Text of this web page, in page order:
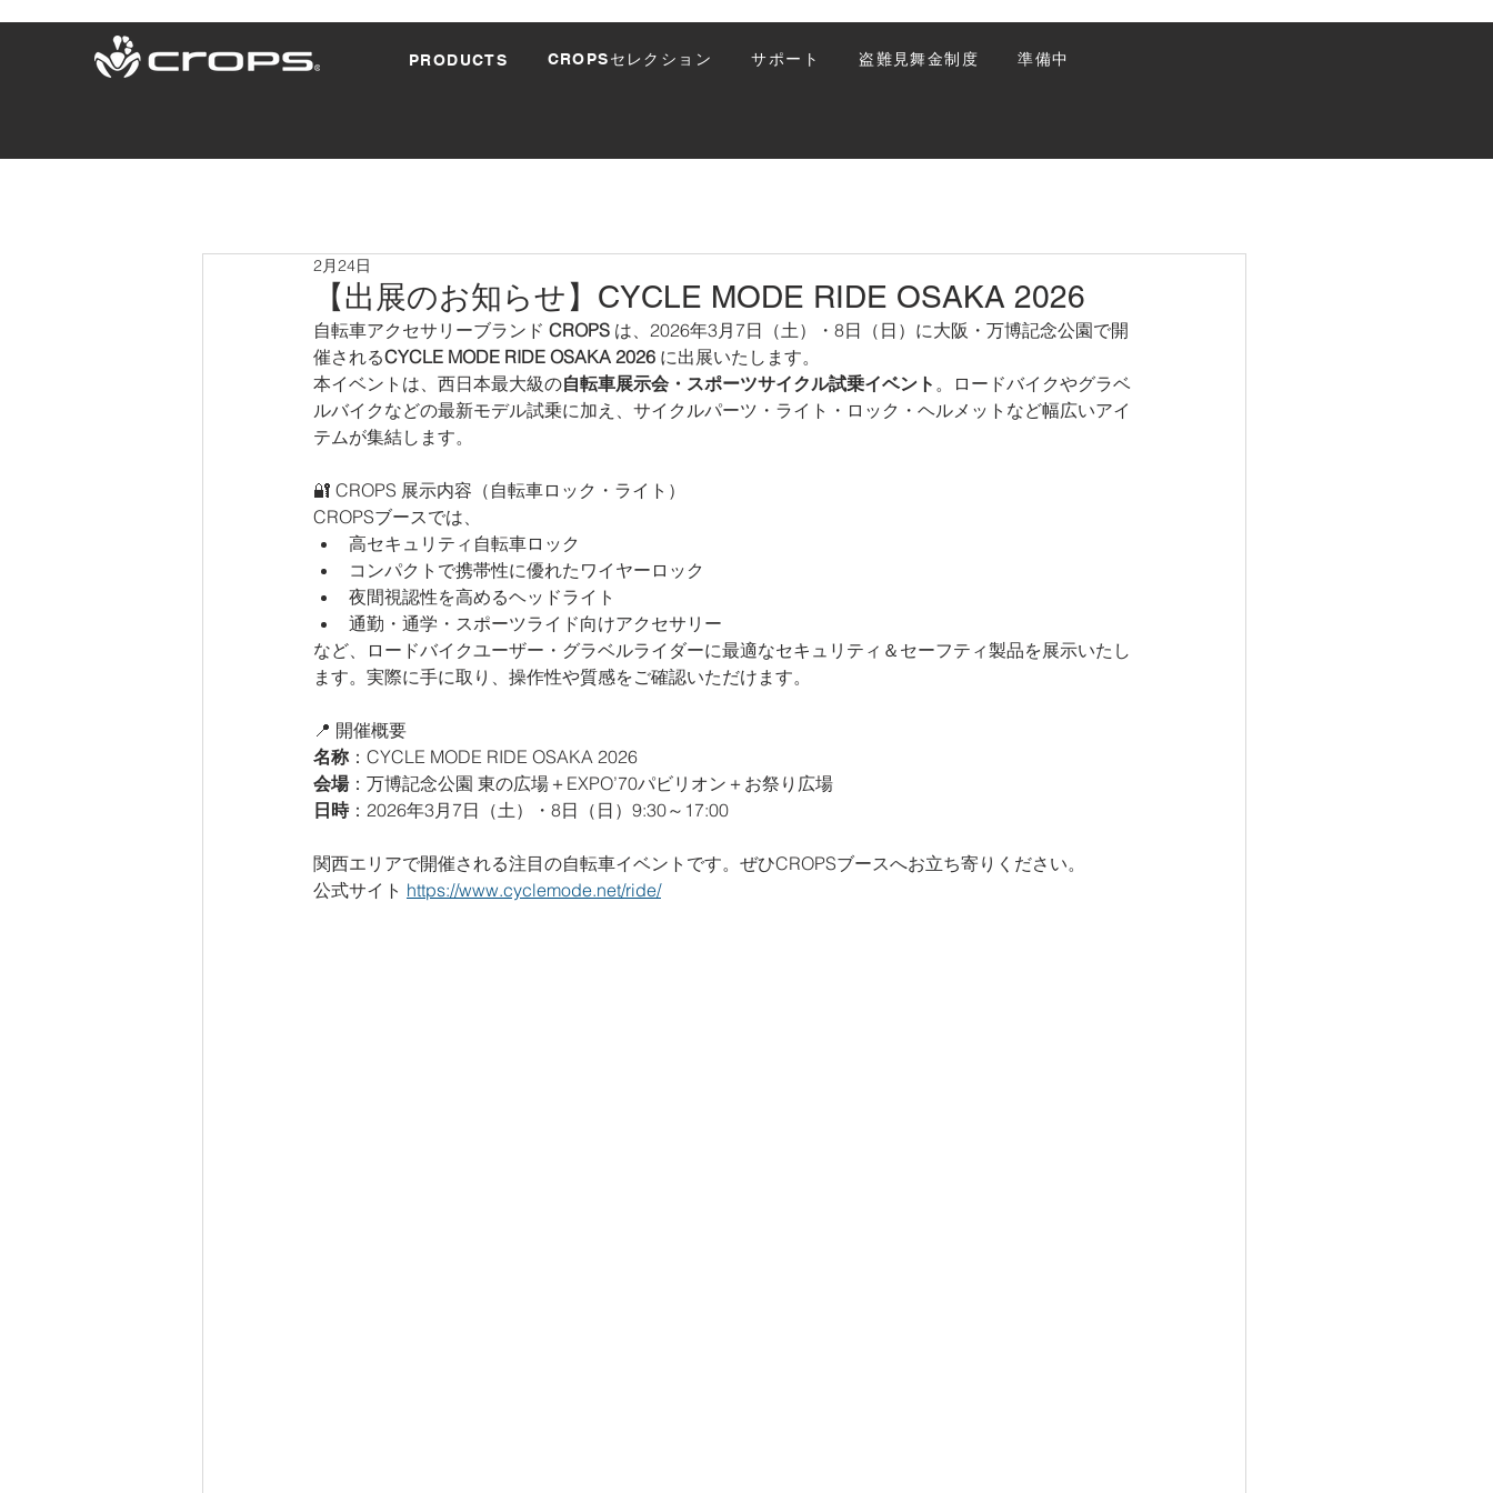
PRODUCTS CROPSセレクション サポート 盗難見舞金制度 準備中
【出展のお知らせ】CYCLE MODE RIDE OSAKA 2026
2月24日
自転車アクセサリーブランド CROPS は、2026年3月7日（土）・8日（日）に大阪・万博記念公園で開
催されるCYCLE MODE RIDE OSAKA 2026 に出展いたします。
本イベントは、西日本最大級の自転車展示会・スポーツサイクル試乗イベント 。ロードバイクやグラベ
ルバイクなどの最新モデル試乗に加え、サイクルパーツ・ライト・ロック・ヘルメットなど幅広いアイ
テムが集結します。
🔐 CROPS 展示内容（自転車ロック・ライト）
CROPSブースでは、
高セキュリティ自転車ロック
コンパクトで携帯性に優れたワイヤーロック
夜間視認性を高めるヘッドライト
通勤・通学・スポーツライド向けアクセサリー
など、ロードバイクユーザー・グラベルライダーに最適なセキュリティ＆セーフティ製品を展示いたし
ます。実際に手に取り、操作性や質感をご確認いただけます。
📍 開催概要
名称 ：CYCLE MODE RIDE OSAKA 2026
会場：万博記念公園 東の広場＋EXPO’70パビリオン＋お祭り広場
日時：2026年3月7日（土）・8日（日）9:30～17:00
関西エリアで開催される注目の自転車イベントです。ぜひCROPSブースへお立ち寄りください。
公式サイト https://www.cyclemode.net/ride/